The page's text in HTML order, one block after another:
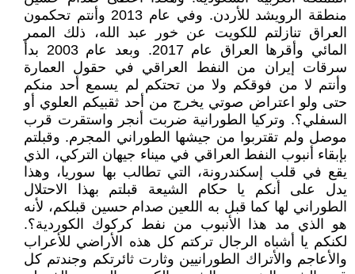
منطقة الرويشد للأردن. وفي عام 2013 وأنتم تحكمون
العراق تنازلتم للكويت عن خور عبد الله، ذلك الممر
المائي وأقرها العراق عام 2017. وبعد عام 2003 بدأ
سرقات إيران من النفط العراقي في حقول العمارة
وأنتم لا من فوقكم ولا من تحتكم لم يسمع أحد منكم
حتى ولو اعتراض صوتي يخرج من أحد ثقبيكم العلوي أو
السفلي؟. وتركيا الطورانية ضربت أنجر واستقرت قرب
موصل ولم تقتربوا من جيشها الطوراني المجرم. وقبلتم
بإبقاء أنبوب النفط العراقي في ميناء جيهان التركي، الذي
يقع في قلب إسكندرونة، التي تطالب بها سوريا، وهذا
يدل على أنكم يا حكام الشيعة قبلتم بهذا الاحتلال
الطوراني لها كما قبل به اللعين صدام حسين قبلكم، لأنه
هو الذي مد هذا الأنبوب من نفط كركوك الكوردية؟.
لكنكم يا أشباه الرجال تركتم كل هذه الأراضي للأعراب
والأعاجم والأتراك الطورانيين وثارت ثائرتكم وجندتم كل